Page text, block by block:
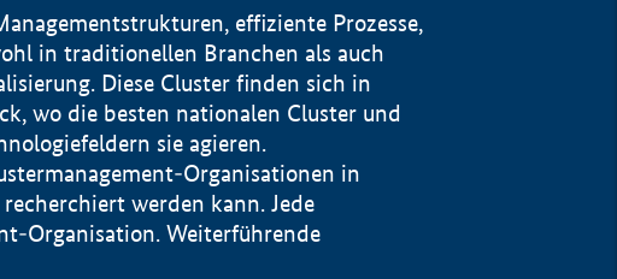
effiziente Prozesse,
in traditionellen Branchen als auch
Diese Cluster finden sich in
wo die besten nationalen Cluster und
sie agieren.
Organisationen in
werden kann. Jede
Organisation. Weiterführende